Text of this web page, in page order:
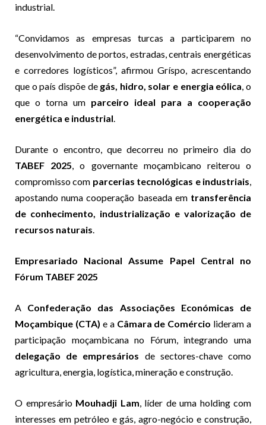
industrial.
“Convidamos as empresas turcas a participarem no
desenvolvimento de portos, estradas, centrais energéticas
e corredores logísticos”, afirmou Gríspo, acrescentando
que o país dispõe de gás, hidro, solar e energia eólica, o
que o torna um parceiro ideal para a cooperação
energética e industrial.
Durante o encontro, que decorreu no primeiro dia do
TABEF 2025, o governante moçambicano reiterou o
compromisso com parcerias tecnológicas e industriais,
apostando numa cooperação baseada em transferência
de conhecimento, industrialização e valorização de
recursos naturais.
Empresariado Nacional Assume Papel Central no
Fórum TABEF 2025
A Confederação das Associações Económicas de
Moçambique (CTA) e a Câmara de Comércio lideram a
participação moçambicana no Fórum, integrando uma
delegação de empresários de sectores-chave como
agricultura, energia, logística, mineração e construção.
O empresário Mouhadji Lam, líder de uma holding com
interesses em petróleo e gás, agro-negócio e construção,